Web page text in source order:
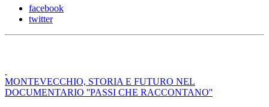
facebook
twitter
MONTEVECCHIO, STORIA E FUTURO NEL
DOCUMENTARIO ''PASSI CHE RACCONTANO''